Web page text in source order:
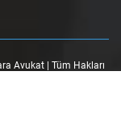
Avukat | Tüm Hakları